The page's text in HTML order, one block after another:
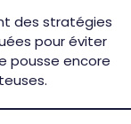
des stratégies
pour éviter
pousse encore